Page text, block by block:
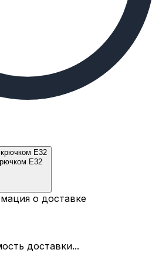
E32
о доставке
доставки...